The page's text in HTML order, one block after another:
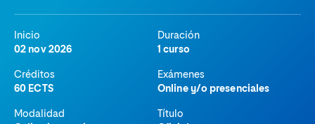
Inicio
02 nov 2026
Duración
1 curso
Créditos
60 ECTS
Exámenes
Online y/o presenciales
Modalidad
Título